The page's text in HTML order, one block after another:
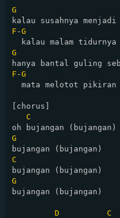
G
F -G
G
F -G
mata melotot pikiran
[chorus]
C
G
C
G
bujangan (bujangan)
D
C